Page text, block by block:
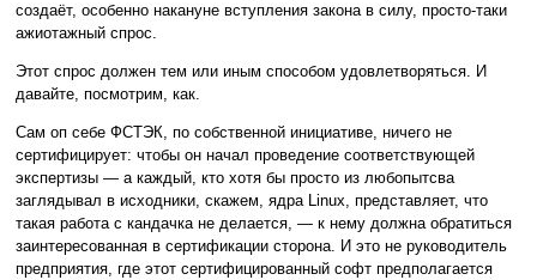
создаёт, особенно накануне вступления закона в силу, просто-таки
ажиотажный спрос.
Этот спрос должен тем или иным способом удовлетворяться. И
давайте, посмотрим, как.
Сам оп себе ФСТЭК, по собственной инициативе, ничего не
сертифицирует: чтобы он начал проведение соответствующей
экспертизы — а каждый, кто хотя бы просто из любопытсва
заглядывал в исходники, скажем, ядра Linux, представляет, что
такая работа с кандачка не делается, — к нему должна обратиться
заинтересованная в сертификации сторона. И это не руководитель
предприятия, где этот сертифицированный софт предполагается